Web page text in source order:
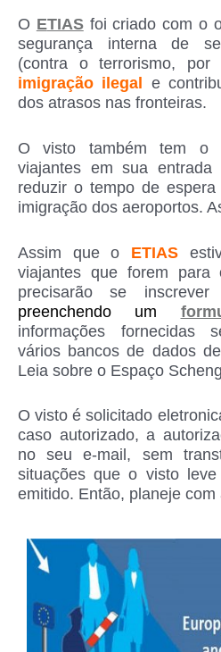
O ETIASfoi criado com o
segurança interna de
(contra o terrorismo, por
imigração ilegal
e
dos atrasos nas fronteiras.
O visto também tem o
viajantes em sua
reduzir o tempo de
imigração dos aeroportos.
Assim que o ETIAS
viajantes que forem para
precisarão se
preenchendo um
informações fornecidas
vários bancos de dados
Leia sobre o Espaço
O visto é solicitado
caso autorizado, a
no seu e-mail, sem
situações que o visto
emitido. Então, planeje com